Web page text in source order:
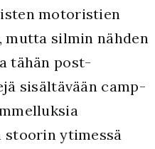
motoristien
mutta silmin nähden
tähän post-
sisältävään camp-
stoorin ytimessä